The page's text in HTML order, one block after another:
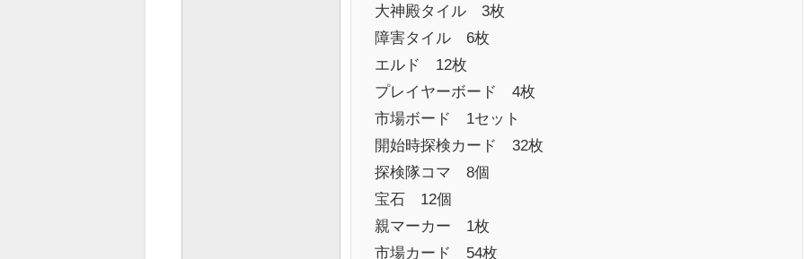
大神殿タイル 3枚
障害タイル 6枚
エルド 12枚
プレイヤーボード 4枚
市場ボード 1セット
開始時探検カード 32枚
探検隊コマ 8個
宝石 12個
親マーカー 1枚
市場カード 54枚